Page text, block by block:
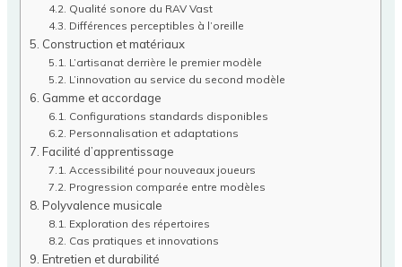
Qualité sonore du RAV Vast
Différences perceptibles à l’oreille
Construction et matériaux
L’artisanat derrière le premier modèle
L’innovation au service du second modèle
Gamme et accordage
Configurations standards disponibles
Personnalisation et adaptations
Facilité d’apprentissage
Accessibilité pour nouveaux joueurs
Progression comparée entre modèles
Polyvalence musicale
Exploration des répertoires
Cas pratiques et innovations
Entretien et durabilité